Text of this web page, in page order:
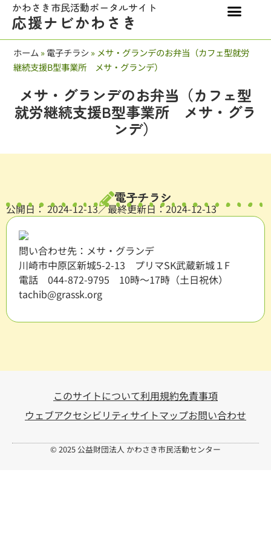
かわさき市民活動ポータルサイト
応援ナビかわさき
ホーム »電子チラシ » メサ・グランデのお弁当（カフェ型就労
継続支援B型事業所 メサ・グランデ）
メサ・グランデのお弁当（カフェ型
就労継続支援B型事業所 メサ・グラ
ンデ）
電子チラシ
公開日： 2024-12-13／最終更新日：2024-12-13
問い合わせ先：メサ・グランデ
川崎市中原区新城5-2-13 プリマSK武蔵新城１F
電話 044-872-9795 10時～17時（土日祝休）
tachib@grassk.org
このサイトについて利用規約免責事項
ウェブアクセシビリティサイトマップお問い合わせ
© 2025 公益財団法人 かわさき市民活動センター